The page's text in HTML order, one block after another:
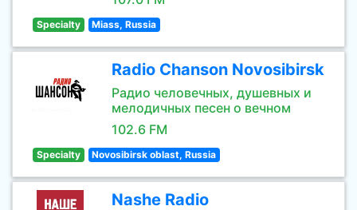
Specialty Miass, Russia
Radio Chanson Novosibirsk
Радио человечных, душевных и
мелодичных песен о вечном
102.6 FM
Specialty Novosibirsk oblast, Russia
Nashe Radio